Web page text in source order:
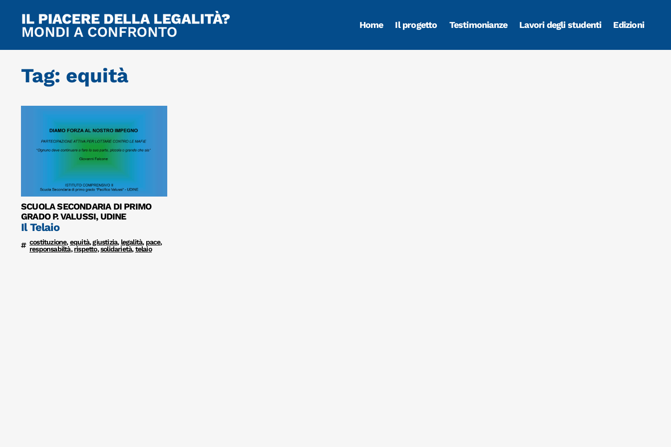
Home Il progetto Testimonianze Lavori degli studenti Edizioni
Tag: equità
SCUOLA SECONDARIA DI PRIMO
GRADO P. VALUSSI, UDINE
Il Telaio
costituzione,equità,giustizia, legalità, pace,
responsabiltà,rispetto,solidarietà,telaio